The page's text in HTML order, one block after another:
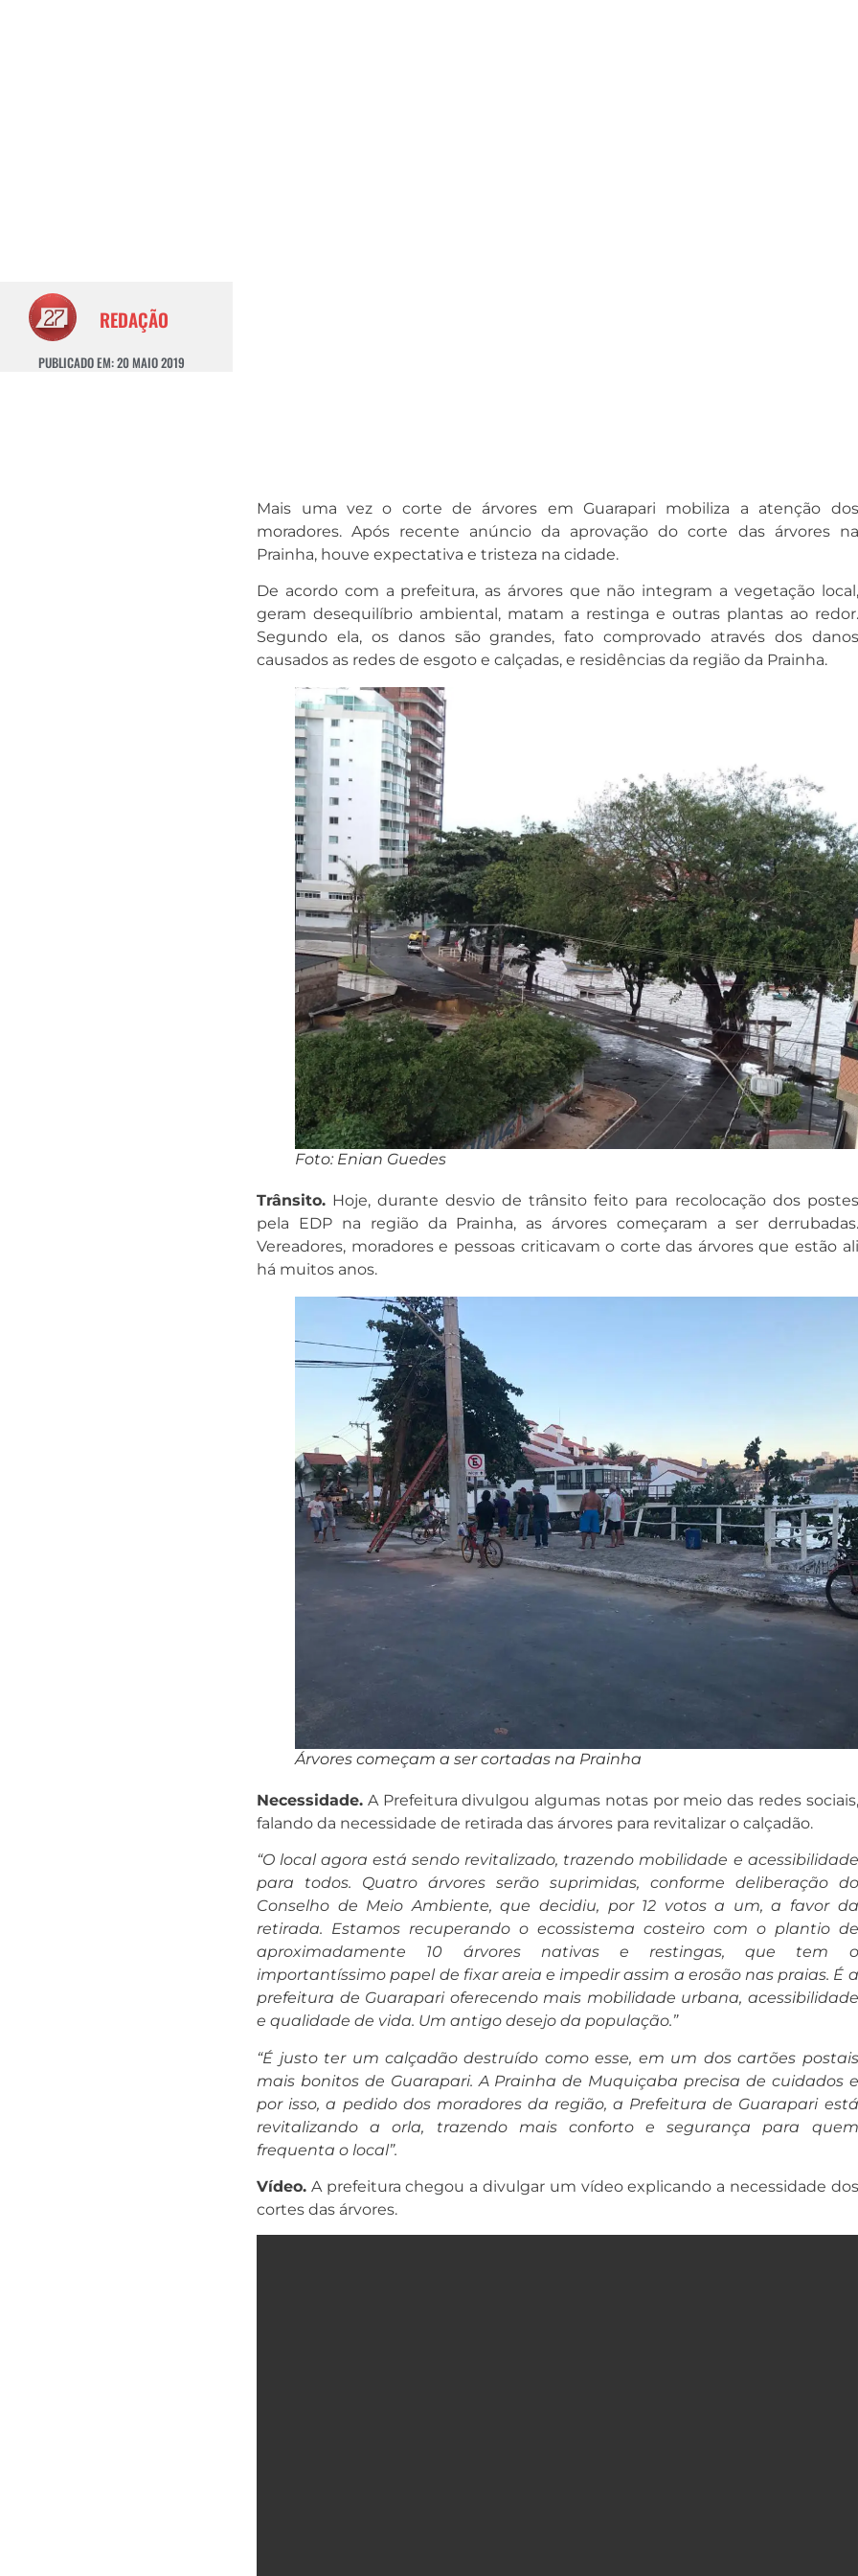
REDAÇÃO
PUBLICADO EM:20 MAIO 2019
Mais uma vez o corte de árvores em Guarapari mobiliza a atenção dos
moradores. Após recente anúncio da aprovação do corte das árvores na
Prainha, houve expectativa e tristeza na cidade.
De acordo com a prefeitura, as árvores que não integram a vegetação local,
geram desequilíbrio ambiental, matam a restinga e outras plantas ao redor.
Segundo ela, os danos são grandes, fato comprovado através dos danos
causados as redes de esgoto e calçadas, e residências da região da Prainha.
Foto: Enian Guedes
Trânsito. Hoje, durante desvio de trânsito feito para recolocação dos postes
pela EDP na região da Prainha, as árvores começaram a ser derrubadas.
Vereadores, moradores e pessoas criticavam o corte das árvores que estão ali
há muitos anos.
Árvores começam a ser cortadas na Prainha
Necessidade. A Prefeitura divulgou algumas notas por meio das redes sociais,
falando da necessidade de retirada das árvores para revitalizar o calçadão.
“O local agora está sendo revitalizado, trazendo mobilidade e acessibilidade
para todos. Quatro árvores serão suprimidas, conforme deliberação do
Conselho de Meio Ambiente, que decidiu, por 12 votos a um, a favor da
retirada. Estamos recuperando o ecossistema costeiro com o plantio de
aproximadamente 10 árvores nativas e restingas, que tem o
importantíssimo papel de fixar areia e impedir assim a erosão nas praias. É a
prefeitura de Guarapari oferecendo mais mobilidade urbana, acessibilidade
e qualidade de vida. Um antigo desejo da população.”
“É justo ter um calçadão destruído como esse, em um dos cartões postais
mais bonitos de Guarapari. A Prainha de Muquiçaba precisa de cuidados e
por isso, a pedido dos moradores da região, a Prefeitura de Guarapari está
revitalizando a orla, trazendo mais conforto e segurança para quem
frequenta o local”.
Vídeo. A prefeitura chegou a divulgar um vídeo explicando a necessidade dos
cortes das árvores.